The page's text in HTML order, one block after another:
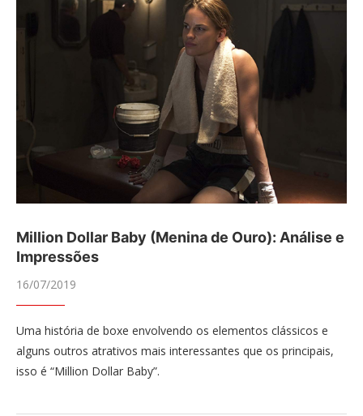
Million Dollar Baby (Menina de Ouro): Análise e
Impressões
16/07/2019
Uma história de boxe envolvendo os elementos clássicos e
alguns outros atrativos mais interessantes que os principais,
isso é “Million Dollar Baby”.